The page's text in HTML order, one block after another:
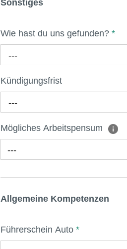
Sonstiges
Wie hast du uns gefunden? *
---
Kündigungsfrist
---
Mögliches Arbeitspensum
---
Allgemeine Kompetenzen
Führerschein Auto *